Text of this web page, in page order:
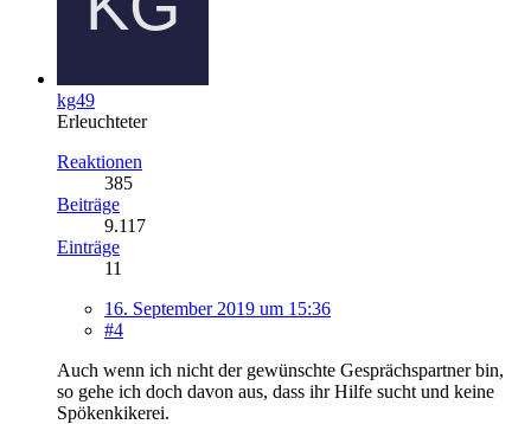
kg49
Erleuchteter
Reaktionen
385
Beiträge
9.117
Einträge
11
16. September 2019 um 15:36
#4
Auch wenn ich nicht der gewünschte Gesprächspartner bin,
so gehe ich doch davon aus, dass ihr Hilfe sucht und keine
Spökenkikerei.